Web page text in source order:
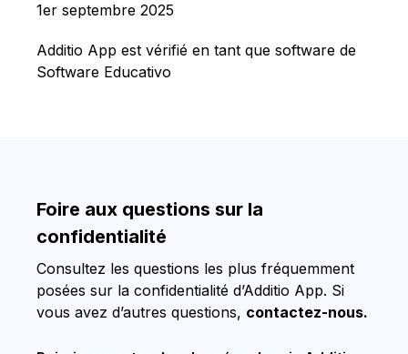
1er septembre 2025
Additio App est vérifié en tant que software de
Software Educativo
Foire aux questions sur la
confidentialité
Consultez les questions les plus fréquemment
posées sur la confidentialité d’Additio App. Si
vous avez d’autres questions, contactez-nous.